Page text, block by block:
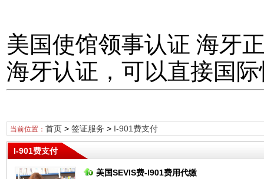
美国使馆领事认证 海牙
海牙认证，可以直接国
当前位置： 首页> 签证服务 > I-901费支付
I-901费支付
美国SEVIS费-I901费用代缴